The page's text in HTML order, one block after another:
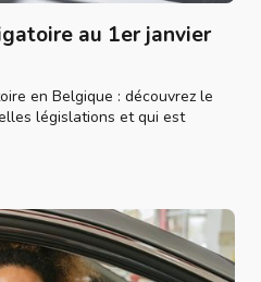
au 1er janvier
en Belgique : découvrez le
législations et qui est